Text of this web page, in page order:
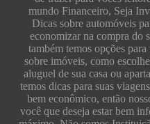
mundo Financeiro, Seja
Dicas sobre automóveis
economizar na compra do
também temos opções
sobre imóveis, como
aluguel de sua casa ou
temos dicas para suas
bem econômico, então
você que deseja estar bem